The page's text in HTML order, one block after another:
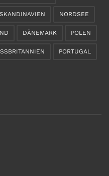
SKANDINAVIEN NORDSEE
DÄNEMARK POLEN
PORTUGAL